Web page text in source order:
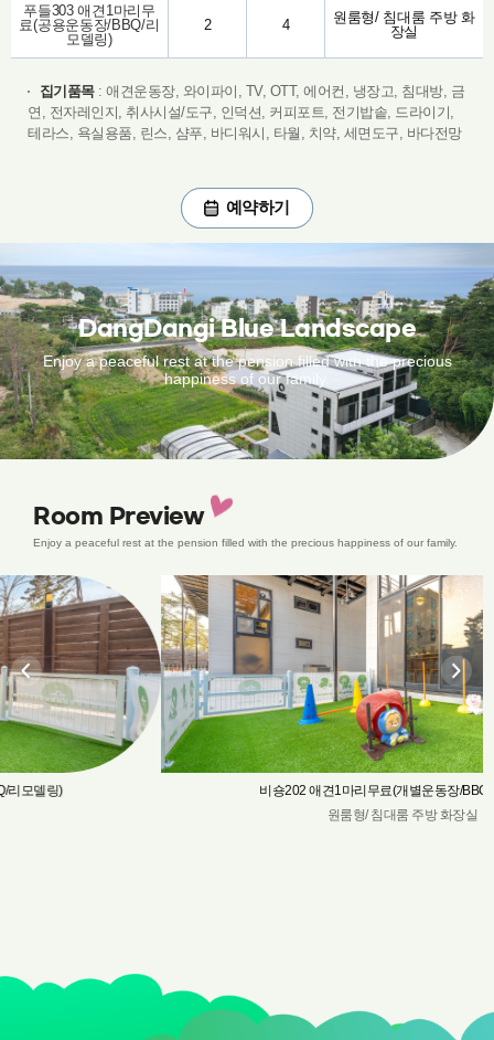
푸들303 애견1마리무
료(공용운동장/BBQ/리
모델링)
2 4
원룸형/ 침대룸 주방 화
장실
집기품목: 애견운동장, 와이파이, TV, OTT, 에어컨, 냉장고, 침대방, 금
연, 전자레인지, 취사시설/도구, 인덕션, 커피포트, 전기밥솥, 드라이기,
테라스, 욕실용품, 린스, 샴푸, 바디워시, 타월, 치약, 세면도구, 바다전망
예약하기
예약하기
DangDangi Blue Landscape
Enjoy a peaceful rest at the pension filled with the precious
happiness of our family.
Room Preview
Enjoy a peaceful rest at the pension filled with the precious happiness of our family.
비숑202 애견1마리무료(개별운동장/BBQ/리모델링)